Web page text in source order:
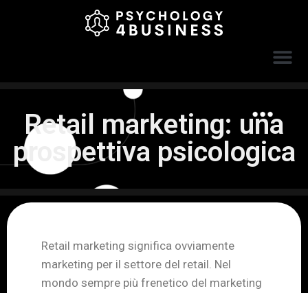
Retail marketing: una
prospettiva psicologica
Retail marketing significa ovviamente
marketing per il settore del retail. Nel
mondo sempre più frenetico del marketing